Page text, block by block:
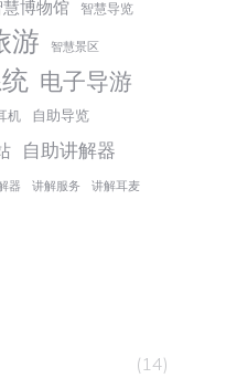
慧博物馆 智慧导览
游 智慧景区
电子导游
机 自助导览
自助讲解器
器 讲解服务 讲解耳麦
(14)